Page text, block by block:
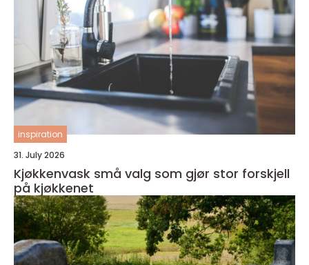
inspiration
31. July 2026
Kjøkkenvask små valg som gjør stor forskjell
på kjøkkenet